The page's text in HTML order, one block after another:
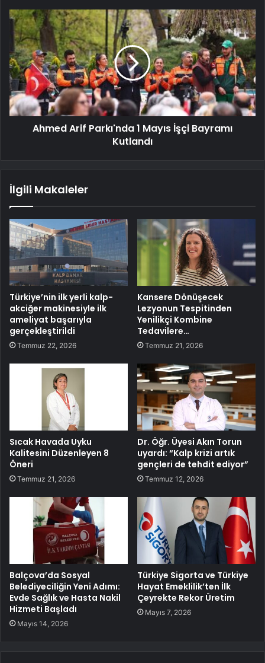
Ahmed Arif Parkı'nda 1 Mayıs İşçi Bayramı
Kutlandı
İlgili Makaleler
Türkiye’nin ilk yerli kalp-
akciğer makinesiyle ilk
ameliyat başarıyla
gerçekleştirildi
Temmuz 22, 2026
Kansere Dönüşecek
Lezyonun Tespitinden
Yenilikçi Kombine
Tedavilere…
Temmuz 21, 2026
Sıcak Havada Uyku
Kalitesini Düzenleyen 8
Öneri
Temmuz 21, 2026
Dr. Öğr. Üyesi Akın Torun
uyardı: “Kalp krizi artık
gençleri de tehdit ediyor”
Temmuz 12, 2026
Balçova’da Sosyal
Belediyeciliğin Yeni Adımı:
Evde Sağlık ve Hasta Nakil
Hizmeti Başladı
Mayıs 14, 2026
Türkiye Sigorta ve Türkiye
Hayat Emeklilik’ten İlk
Çeyrekte Rekor Üretim
Mayıs 7, 2026